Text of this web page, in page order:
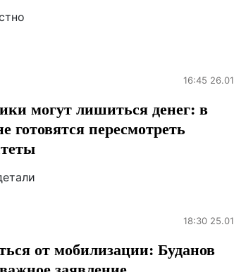
16:45 26.01
могут лишиться денег: в
готовятся пересмотреть
18:30 25.01
от мобилизации: Буданов